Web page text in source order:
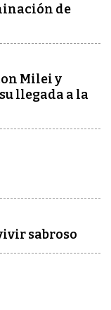
de
Milei y
llegada a la
sabroso